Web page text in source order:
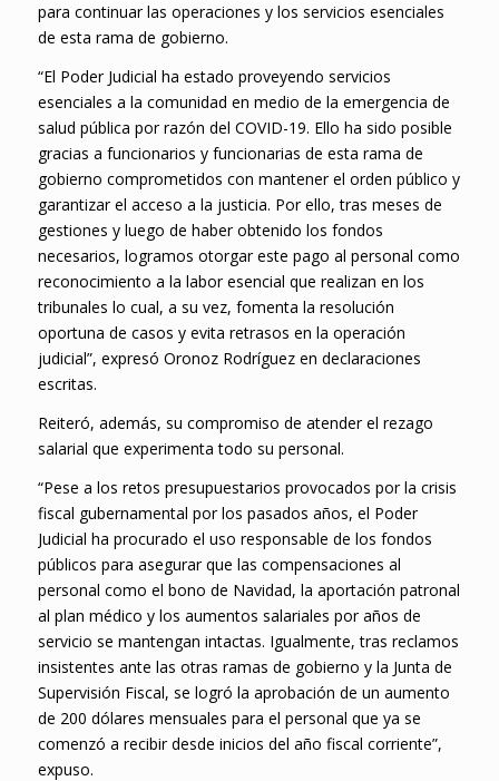
para continuar las operaciones y los servicios esenciales
de esta rama de gobierno.
“El Poder Judicial ha estado proveyendo servicios
esenciales a la comunidad en medio de la emergencia de
salud pública por razón del COVID-19. Ello ha sido posible
gracias a funcionarios y funcionarias de esta rama de
gobierno comprometidos con mantener el orden público y
garantizar el acceso a la justicia. Por ello, tras meses de
gestiones y luego de haber obtenido los fondos
necesarios, logramos otorgar este pago al personal como
reconocimiento a la labor esencial que realizan en los
tribunales lo cual, a su vez, fomenta la resolución
oportuna de casos y evita retrasos en la operación
judicial”, expresó Oronoz Rodríguez en declaraciones
escritas.
Reiteró, además, su compromiso de atender el rezago
salarial que experimenta todo su personal.
“Pese a los retos presupuestarios provocados por la crisis
fiscal gubernamental por los pasados años, el Poder
Judicial ha procurado el uso responsable de los fondos
públicos para asegurar que las compensaciones al
personal como el bono de Navidad, la aportación patronal
al plan médico y los aumentos salariales por años de
servicio se mantengan intactas. Igualmente, tras reclamos
insistentes ante las otras ramas de gobierno y la Junta de
Supervisión Fiscal, se logró la aprobación de un aumento
de 200 dólares mensuales para el personal que ya se
comenzó a recibir desde inicios del año fiscal corriente”,
expuso.